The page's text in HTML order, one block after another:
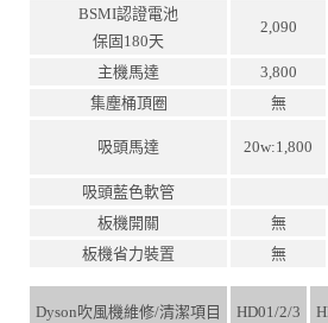
BSMI認證電池
保固180天
2,090
主機馬達 3,800
集塵桶頂圈
無
吸頭馬達 20w:1,800
吸頭藍色軟管
板機開關
無
板機省力裝置
無
Dyson吹風機維修/清潔項目 HD01/2/3